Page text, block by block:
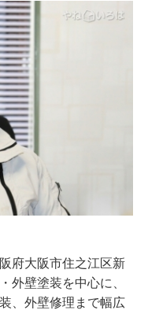
府大阪市住之江区新
外壁塗装を中心に、
、外壁修理まで幅広